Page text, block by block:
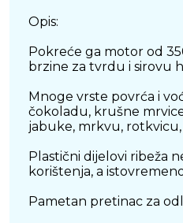
Opis:
Pokreće ga motor od
brzine za tvrdu i sirovu
Mnoge vrste povrća i
čokoladu, krušne
jabuke, mrkvu,
Plastični dijelovi ribeža
korištenja, a
Pametan pretinac za